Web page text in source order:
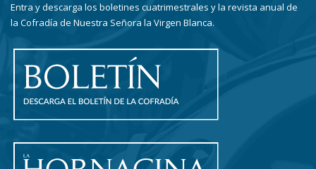
Entra y descarga los boletines cuatrimestrales y la revista anual de
la Cofradía de Nuestra Señora la Virgen Blanca.